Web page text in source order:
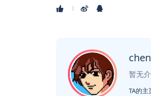
暂无
TA的主